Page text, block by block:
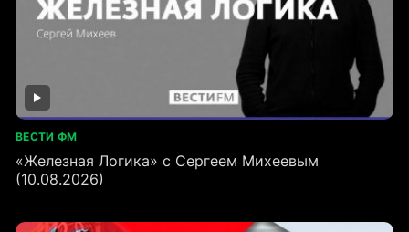
ВЕСТИ ФМ
«Железная Логика» с Сергеем Михеевым
(10.08.2026)